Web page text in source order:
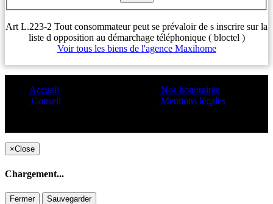
Art L.223-2 Tout consommateur peut se prévaloir de s inscrire sur la
liste d opposition au démarchage téléphonique ( bloctel )
Voir tous les biens de l'agence Maxihome
Accueil
Conseil
Nos honoraires
Mentions légales
×Close
Chargement...
Fermer Sauvegarder